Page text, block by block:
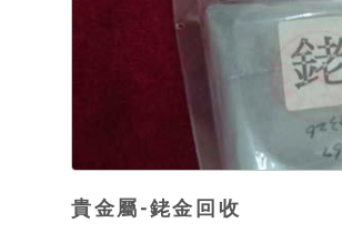
貴金屬-銠金回收